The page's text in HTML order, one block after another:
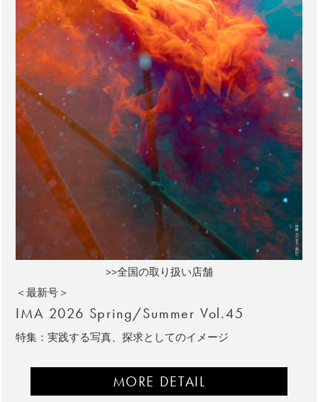
>>全国の取り扱い店舗
＜最新号＞
IMA 2026 Spring/Summer Vol.45
特集：実践する写真、探求としてのイメージ
MORE DETAIL